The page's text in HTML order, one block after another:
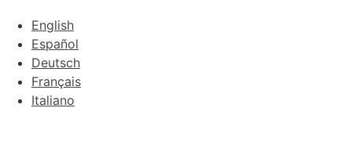
English
Español
Deutsch
Français
Italiano